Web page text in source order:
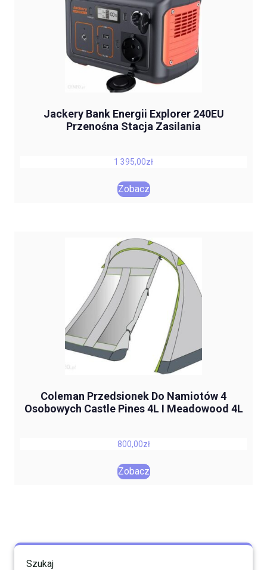
Jackery Bank Energii Explorer 240EU
Przenośna Stacja Zasilania
1 395,00zł
Zobacz
Coleman Przedsionek Do Namiotów 4
Osobowych Castle Pines 4L I Meadowood 4L
800,00zł
Zobacz
Szukaj